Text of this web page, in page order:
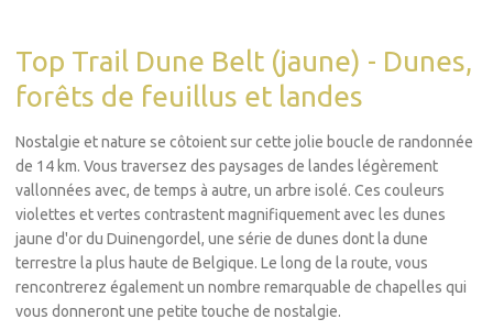
Top Trail Dune Belt (jaune) - Dunes,
forêts de feuillus et landes
Nostalgie et nature se côtoient sur cette jolie boucle de randonnée
de 14 km. Vous traversez des paysages de landes légèrement
vallonnées avec, de temps à autre, un arbre isolé. Ces couleurs
violettes et vertes contrastent magnifiquement avec les dunes
jaune d'or du Duinengordel, une série de dunes dont la dune
terrestre la plus haute de Belgique. Le long de la route, vous
rencontrerez également un nombre remarquable de chapelles qui
vous donneront une petite touche de nostalgie.